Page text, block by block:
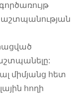
միմյանց հետ
հողի